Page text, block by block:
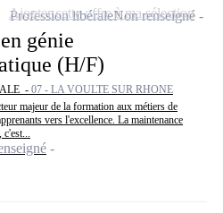
génie
(H/F)
- 07 - LA VOULTE SUR RHONE
majeur de la formation aux métiers de
vers l'excellence. La maintenance
Profession libéraleNon renseigné
Ajouter cette offre à ma sélection